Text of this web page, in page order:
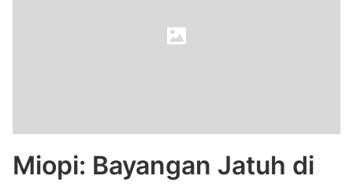
Miopi: Bayangan Jatuh di